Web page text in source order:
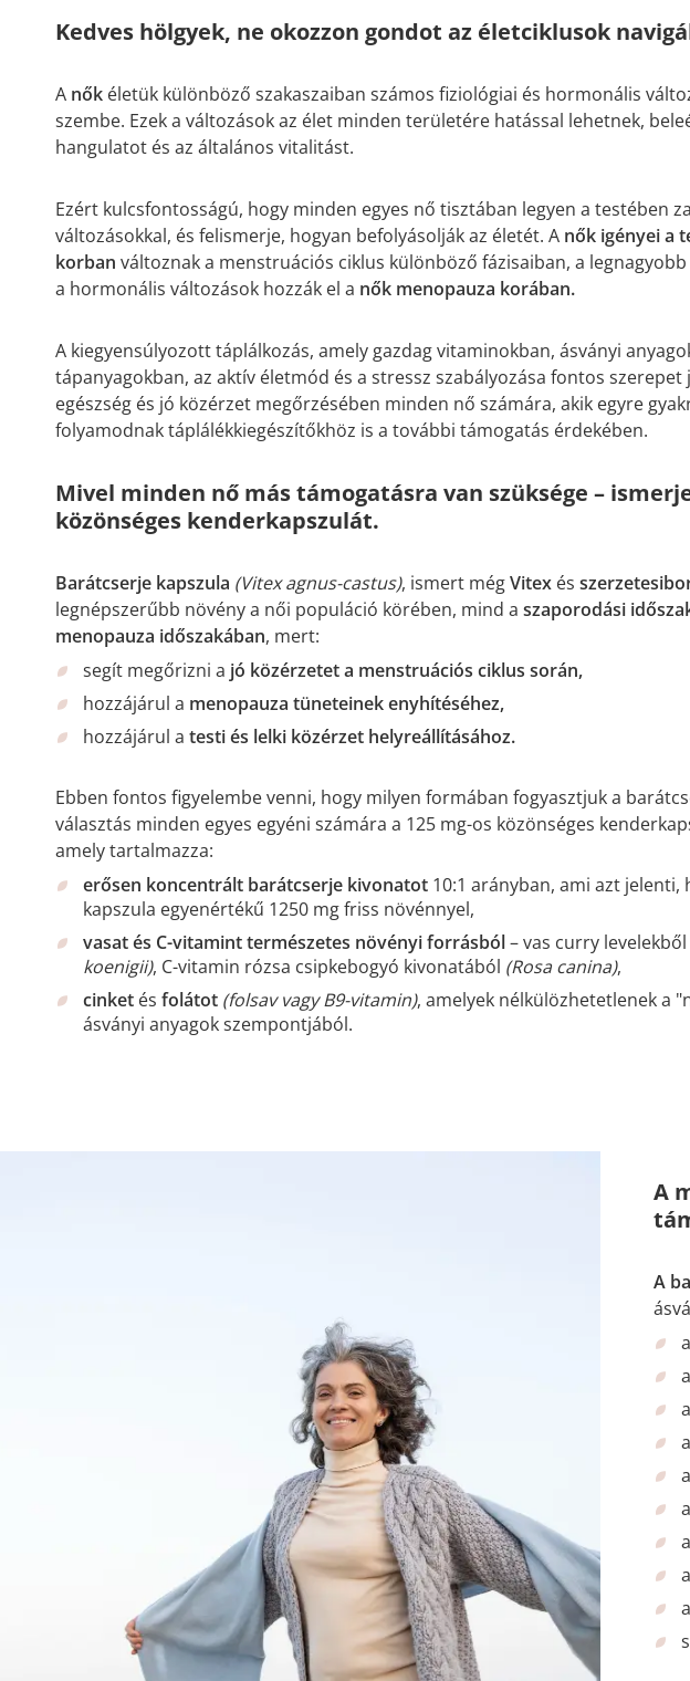
Kedves hölgyek, ne okozzon gondot az életciklusok
A nők életük különböző szakaszaiban számos fiziológiai és hormonális
szembe. Ezek a változások az élet minden területére hatással lehetnek,
hangulatot és az általános vitalitást.
Ezért kulcsfontosságú, hogy minden egyes nő tisztában legyen a testében
változásokkal, és felismerje, hogyan befolyásolják az életét. A nők igényei a
korban változnak a menstruációs ciklus különböző fázisaiban, a
a hormonális változások hozzák el a nők menopauza korában.
A kiegyensúlyozott táplálkozás, amely gazdag vitaminokban, ásványi
tápanyagokban, az aktív életmód és a stressz szabályozása fontos szerepet
egészség és jó közérzet megőrzésében minden nő számára, akik egyre
folyamodnak táplálékkiegészítőkhöz is a további támogatás érdekében.
Mivel minden nő más támogatásra van szüksége –
közönséges kenderkapszulát.
Barátcserje kapszula (Vitex agnus-castus), ismert mégVitex és
legnépszerűbb növény a női populáció körében, mind a szaporodási
menopauza időszakában, mert:
segít megőrizni a jó közérzetet a menstruációs ciklus során,
hozzájárul a menopauza tüneteinek enyhítéséhez,
hozzájárul a testi és lelki közérzet helyreállításához.
Ebben fontos figyelembe venni, hogy milyen formában fogyasztjuk a
választás minden egyes egyéni számára a 125 mg-os közönséges
amely tartalmazza:
erősen koncentrált barátcserje kivonatot 10:1 arányban, ami azt jelenti,
kapszula egyenértékű 1250 mg friss növénnyel,
vasat és C-vitamint természetes növényi forrásból– vas curry levelekből
koenigii), C-vitamin rózsa csipkebogyó kivonatából (Rosa canina),
cinket és folátot (folsav vagy B9-vitamin), amelyek nélkülözhetetlenek a
ásványi anyagok szempontjából.
A
A
a
a